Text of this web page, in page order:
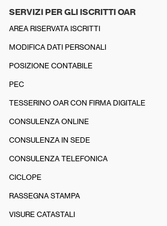
SERVIZI PER GLI ISCRITTI OAR
AREA RISERVATA ISCRITTI
MODIFICA DATI PERSONALI
POSIZIONE CONTABILE
PEC
TESSERINO OAR CON FIRMA DIGITALE
CONSULENZA ONLINE
CONSULENZA IN SEDE
CONSULENZA TELEFONICA
CICLOPE
RASSEGNA STAMPA
VISURE CATASTALI